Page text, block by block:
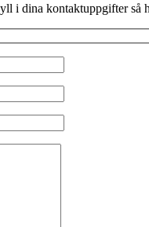
i dina kontaktuppgifter så